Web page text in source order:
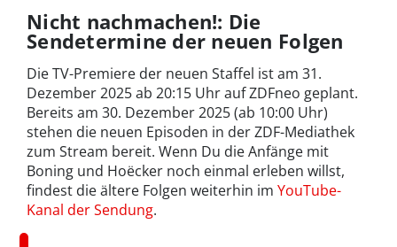
Nicht nachmachen!: Die
Sendetermine der neuen Folgen
Die TV-Premiere der neuen Staffel ist am 31.
Dezember 2025 ab 20:15 Uhr auf ZDFneo geplant.
Bereits am 30. Dezember 2025 (ab 10:00 Uhr)
stehen die neuen Episoden in der ZDF-Mediathek
zum Stream bereit. Wenn Du die Anfänge mit
Boning und Hoëcker noch einmal erleben willst,
findest die ältere Folgen weiterhin im YouTube-
Kanal der Sendung.